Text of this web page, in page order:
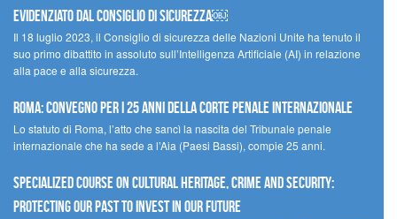
evidenziato dal Consiglio di Sicurezza￼
Il 18 luglio 2023, il Consiglio di sicurezza delle Nazioni Unite ha tenuto il
suo primo dibattito in assoluto sull’Intelligenza Artificiale (AI) in relazione
alla pace e alla sicurezza.
Roma: convegno per i 25 anni della Corte penale internazionale
Lo statuto di Roma, l’atto che sancì la nascita del Tribunale penale
internazionale che ha sede a l’Aia (Paesi Bassi), compie 25 anni.
Specialized Course on Cultural Heritage, Crime and Security:
Protecting our Past to Invest in our Future